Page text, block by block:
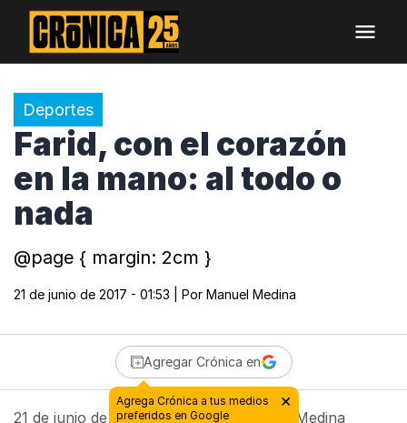
Deportes
Farid, con el corazón
en la mano: al todo o
nada
@page { margin: 2cm }
21 de junio de 2017 - 01:53 | Por Manuel Medina
Agregar Crónica en
21 de junio de 2017 - 01:53| Por Manuel Medina